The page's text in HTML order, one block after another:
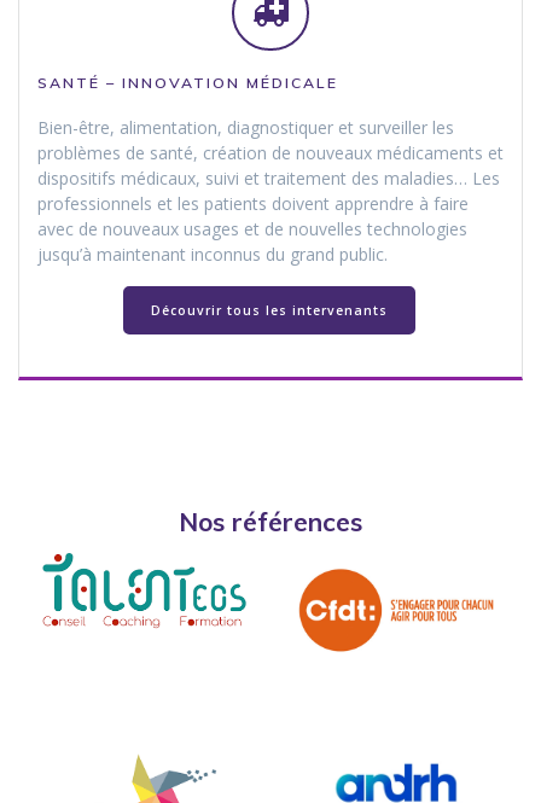
SANTÉ – INNOVATION MÉDICALE
Bien-être, alimentation, diagnostiquer et surveiller les
problèmes de santé, création de nouveaux médicaments et
dispositifs médicaux, suivi et traitement des maladies… Les
professionnels et les patients doivent apprendre à faire
avec de nouveaux usages et de nouvelles technologies
jusqu’à maintenant inconnus du grand public.
Découvrir tous les intervenants
Nos références